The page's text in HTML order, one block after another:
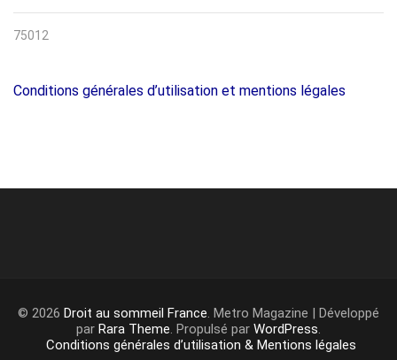
75012
Conditions générales d’utilisation et mentions légales
© 2026 Droit au sommeil France. Metro Magazine | Développé
par Rara Theme. Propulsé par WordPress.
Conditions générales d’utilisation & Mentions légales